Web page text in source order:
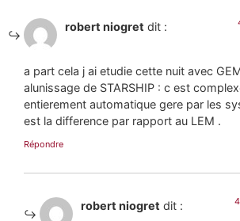
robert niogret dit :
a part cela j ai etudie cette nuit avec
alunissage de STARSHIP : c est
entierement automatique gere par les
est la difference par rapport au LEM .
Répondre
robert niogret dit :